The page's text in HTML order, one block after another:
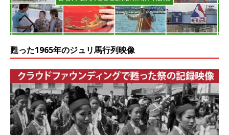
甦った1965年のジュリ馬行列映像